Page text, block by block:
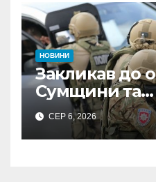
НОВИНИ
Закликав до
Сумщини та
СБУ викрила
СЕР 6, 2026